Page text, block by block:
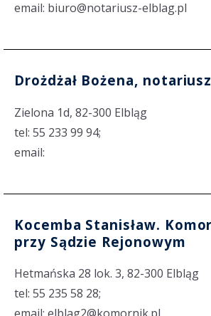
email: biuro@notariusz-elblag.pl
Drożdżał Bożena, notariusz
Zielona 1d, 82-300 Elbląg
tel: 55 233 99 94;
email:
Kocemba Stanisław.
przy Sądzie Rejonowym
Hetmańska 28 lok. 3, 82-300 Elbląg
tel: 55 235 58 28;